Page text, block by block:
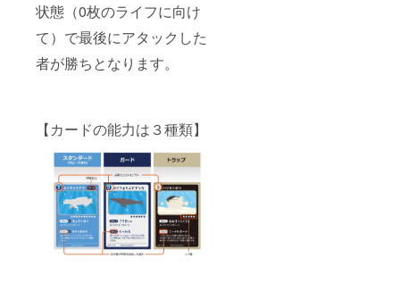
状態（0枚のライフに向け
て）で最後にアタックした
者が勝ちとなります。
【カードの能力は３種類】